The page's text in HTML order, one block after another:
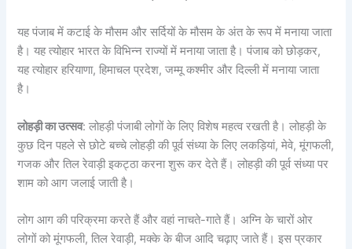
यह पंजाब में कटाई के मौसम और सर्दियों के मौसम के अंत के रूप में मनाया जाता
है। यह त्योहार भारत के विभिन्न राज्यों में मनाया जाता है। पंजाब को छोड़कर,
यह त्योहार हरियाणा, हिमाचल प्रदेश, जम्मू कश्मीर और दिल्ली में मनाया जाता
है।
लोहड़ी का उत्सव: लोहड़ी पंजाबी लोगों के लिए विशेष महत्व रखती है। लोहड़ी के
कुछ दिन पहले से छोटे बच्चे लोहड़ी की पूर्व संध्या के लिए लकड़ियां, मेवे, मूंगफली,
गजक और तिल रेवाड़ी इकट्ठा करना शुरू कर देते हैं। लोहड़ी की पूर्व संध्या पर
शाम को आग जलाई जाती है।
लोग आग की परिक्रमा करते हैं और वहां नाचते-गाते हैं। अग्नि के चारों ओर
लोगों को मूंगफली, तिल रेवाड़ी, मक्के के बीज आदि चढ़ाए जाते हैं। इस प्रकार